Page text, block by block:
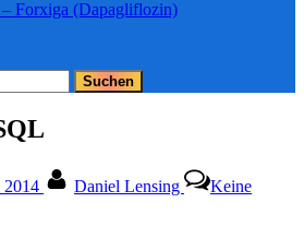
Forxiga (Dapagliflozin)
2014 Daniel Lensing
Keine